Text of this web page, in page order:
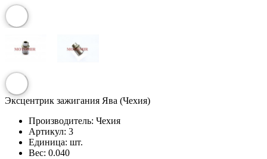
Эксцентрик зажигания Ява (Чехия)
Производитель: Чехия
Артикул: 3
Единица: шт.
Вес: 0.040